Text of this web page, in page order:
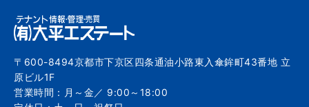
〒600-8494京都市下京区四条通油小路東入傘鉾町43番地 立
原ビル1F
営業時間：月～金／ 9:00～18:00